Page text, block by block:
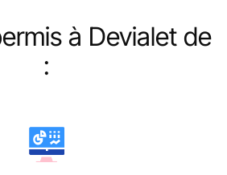
à Devialet de
: